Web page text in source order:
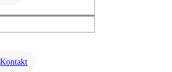
Kontakt